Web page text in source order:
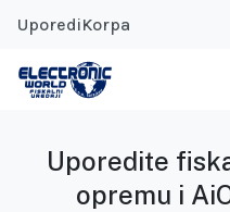
UporediKorpa
Uporedite
opremu i